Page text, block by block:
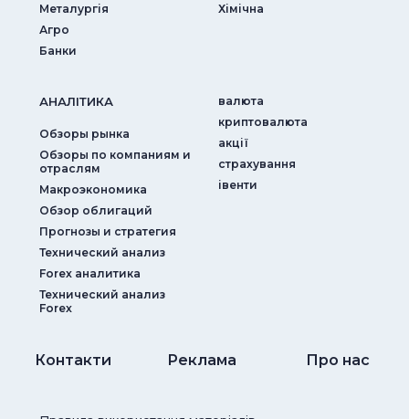
Металургія
Агро
Банки
Хімічна
АНАЛIТИКА
Обзоры рынка
Обзоры по компаниям и
отраслям
Макроэкономика
Обзор облигаций
Прогнозы и стратегия
Технический анализ
Forex аналитика
Технический анализ
Forex
валюта
криптовалюта
акції
страхування
iвенти
Контакти Реклама Про нас